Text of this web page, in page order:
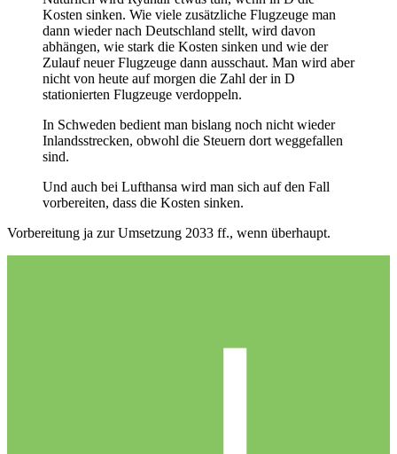
Kosten sinken. Wie viele zusätzliche Flugzeuge man
dann wieder nach Deutschland stellt, wird davon
abhängen, wie stark die Kosten sinken und wie der
Zulauf neuer Flugzeuge dann ausschaut. Man wird aber
nicht von heute auf morgen die Zahl der in D
stationierten Flugzeuge verdoppeln.
In Schweden bedient man bislang noch nicht wieder
Inlandsstrecken, obwohl die Steuern dort weggefallen
sind.
Und auch bei Lufthansa wird man sich auf den Fall
vorbereiten, dass die Kosten sinken.
Vorbereitung ja zur Umsetzung 2033 ff., wenn überhaupt.